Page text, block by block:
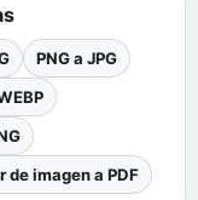
PNG a JPG
de imagen a PDF